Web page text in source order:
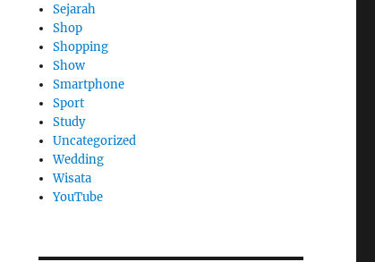
Sejarah
Shop
Shopping
Show
Smartphone
Sport
Study
Uncategorized
Wedding
Wisata
YouTube